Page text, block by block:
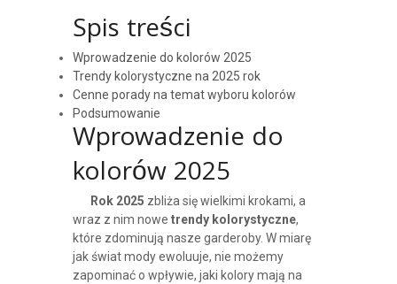
Spis treści
Wprowadzenie do kolorów 2025
Trendy kolorystyczne na 2025 rok
Cenne porady na temat wyboru kolorów
Podsumowanie
Wprowadzenie do
kolorów 2025
Rok 2025 zbliża się wielkimi krokami, a
wraz z nim nowe trendy kolorystyczne,
które zdominują nasze garderoby. W miarę
jak świat mody ewoluuje, nie możemy
zapominać o wpływie, jaki kolory mają na